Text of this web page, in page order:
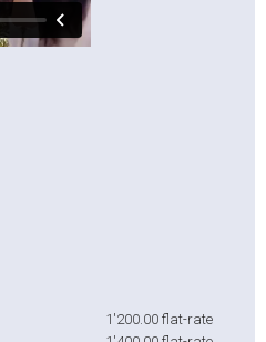
1'200.00 flat-rate